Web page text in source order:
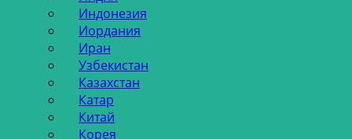
Индонезия
Иордания
Иран
Узбекистан
Казахстан
Катар
Китай
Корея